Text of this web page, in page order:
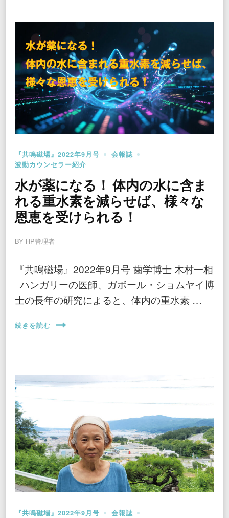
『共鳴磁場』2022年9月号
会報誌
波動カウンセラー紹介
水が薬になる！ 体内の水に含ま
れる重水素を減らせば、様々な
恩恵を受けられる！
BY HP管理者
『共鳴磁場』2022年9月号 歯学博士 木村一相
ハンガリーの医師、ガボール・ショムヤイ博
士の長年の研究によると、体内の重水素 …
続きを読む
『共鳴磁場』2022年9月号
会報誌